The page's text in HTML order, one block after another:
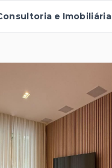
e Imobiliária